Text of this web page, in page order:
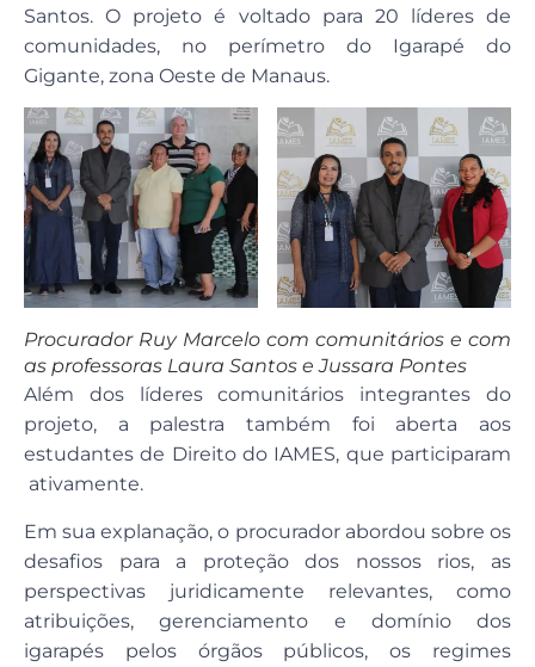
Santos. O projeto é voltado para 20 líderes de
comunidades, no perímetro do Igarapé do
Gigante, zona Oeste de Manaus.
Procurador Ruy Marcelo com comunitários e com
as professoras Laura Santos e Jussara Pontes
Além dos líderes comunitários integrantes do
projeto, a palestra também foi aberta aos
estudantes de Direito do IAMES, que participaram
ativamente.
Em sua explanação, o procurador abordou sobre os
desafios para a proteção dos nossos rios, as
perspectivas juridicamente relevantes, como
atribuições, gerenciamento e domínio dos
igarapés pelos órgãos públicos, os regimes